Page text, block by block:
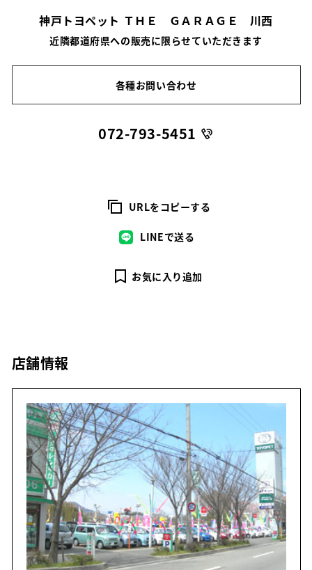
神戸トヨペット ＴＨＥ ＧＡＲＡＧＥ 川西
近隣都道府県への販売に限らせていただきます
各種お問い合わせ
072-793-5451
URLをコピーする
LINEで送る
お気に入り追加
店舗情報